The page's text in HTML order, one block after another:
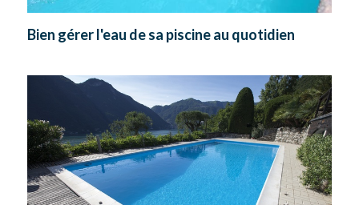
Bien gérer l'eau de sa piscine au quotidien